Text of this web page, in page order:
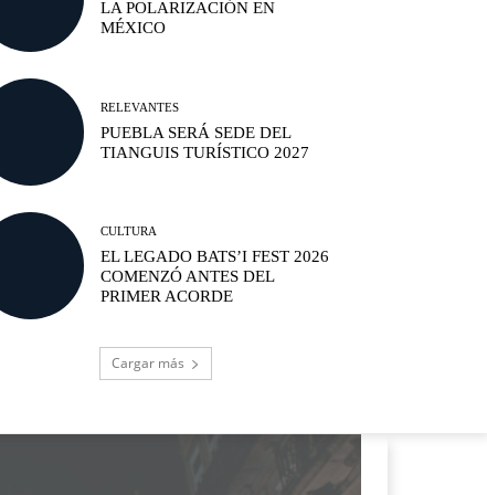
LA POLARIZACIÓN EN
MÉXICO
RELEVANTES
PUEBLA SERÁ SEDE DEL
TIANGUIS TURÍSTICO 2027
CULTURA
EL LEGADO BATS’I FEST 2026
COMENZÓ ANTES DEL
PRIMER ACORDE
Cargar más